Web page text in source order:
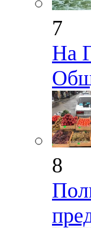
7
На
8